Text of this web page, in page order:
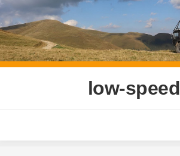
Skip
to
content
low-speed